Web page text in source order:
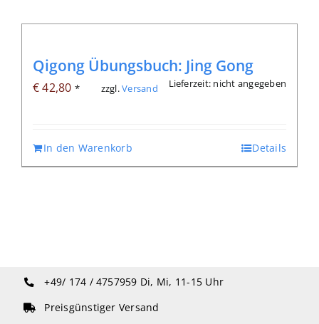
Qigong Übungsbuch: Jing Gong
€42,80 * zzgl.Versand Lieferzeit: nicht angegeben
In den Warenkorb Details
+49/ 174 / 4757959 Di, Mi, 11-15 Uhr
Preisgünstiger Versand